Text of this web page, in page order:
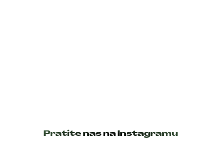
Pratite nas na Instagramu